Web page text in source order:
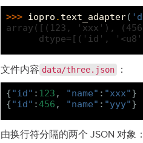
>>> iopro . text_adapter(
array([(123, 'xxx'),
dtype=[('id',
文件内容 data/three.json ：
{"id" : 123 , "name" : "xxx"}
{"id" :456 , "name" : "yyy"}
由换行符分隔的两个 JSON 对象：